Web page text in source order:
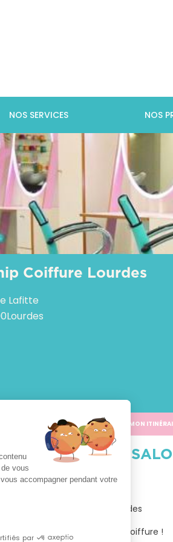
NOS SERVICES NOS
Coiffure Lourdes
Lafitte
Lourdes
CALCULER MON
VOTRE
salon TCHIP Coiffure Lourdes
le plaisir d’un vrai bon plan coiffure !
vous
accompagner pendant votre
par